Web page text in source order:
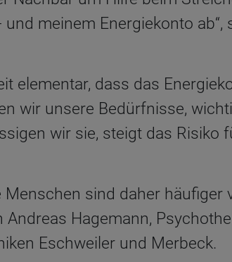
meinem Energiekonto ab“,
elementar, dass das
wir unsere Bedürfnisse,
wir sie, steigt das Risiko
sind daher häufiger
Hagemann,
Eschweiler und Merbeck.